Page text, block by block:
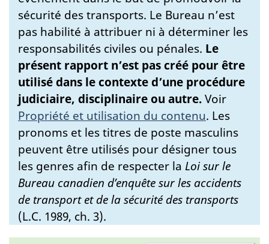
sécurité des transports. Le Bureau n’est
pas habilité à attribuer ni à déterminer les
responsabilités civiles ou pénales. Le
présent rapport n’est pas créé pour être
utilisé dans le contexte d’une procédure
judiciaire, disciplinaire ou autre.Voir
Propriété et utilisation du contenu. Les
pronoms et les titres de poste masculins
peuvent être utilisés pour désigner tous
les genres afin de respecter la Loi sur le
Bureau canadien d’enquête sur les accidents
de transport et de la sécurité des transports
(L.C. 1989, ch. 3).